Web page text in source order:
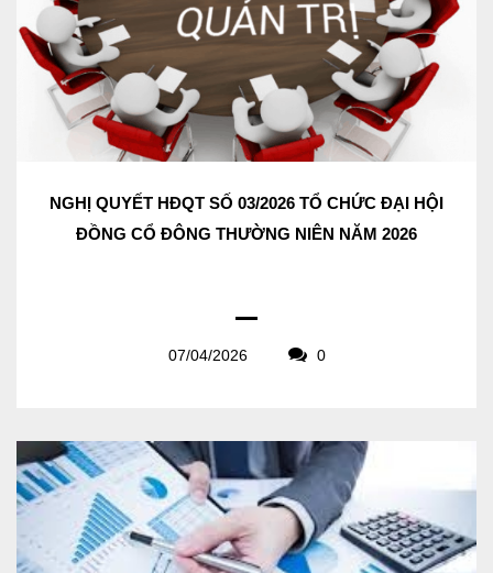
NGHỊ QUYẾT HĐQT SỐ 03/2026 TỔ CHỨC ĐẠI HỘI
ĐỒNG CỔ ĐÔNG THƯỜNG NIÊN NĂM 2026
07/04/2026 0